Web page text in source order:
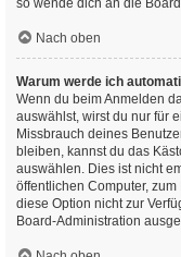
so wende dich an die
Nach oben
Warum werde ich
Wenn du beim Anmelden
auswählst, wirst du nur für
Missbrauch deines
bleiben, kannst du das
auswählen. Dies ist nicht
öffentlichen Computer,
diese Option nicht zur
Board-Administration